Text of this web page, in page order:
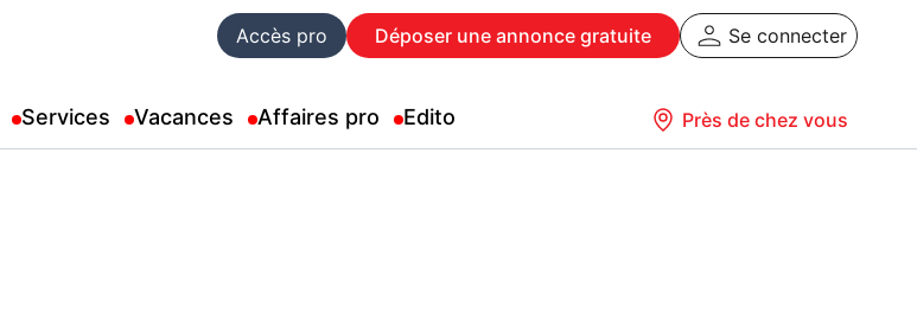
Accès pro Déposer une annonce gratuite Se connecter
Services Vacances Affaires pro Edito Près de chez vous